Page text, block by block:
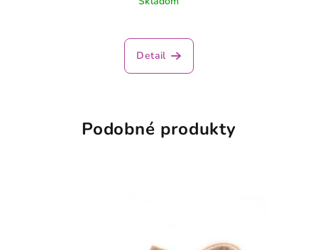
Detail
Podobné produkty